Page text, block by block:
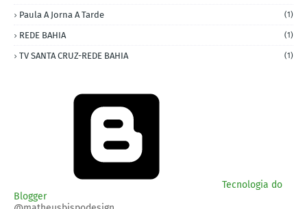
Paula A Jorna A Tarde (1)
REDE BAHIA (1)
TV SANTA CRUZ-REDE BAHIA (1)
Tecnologia do
Blogger